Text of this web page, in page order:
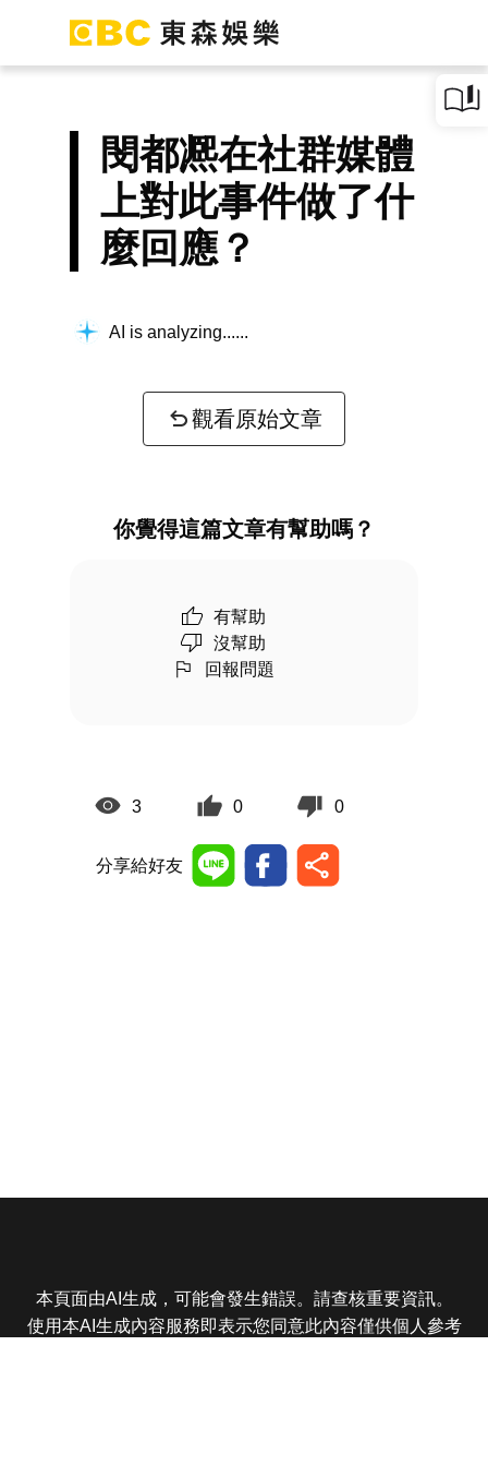
閔都凞在社群媒體
上對此事件做了什
麼回應？
AI is analyzing...
觀看原始文章
你覺得這篇文章有幫助嗎？
有幫助
沒幫助
回報問題
3 0 0
分享給好友
本頁面由AI生成，可能會發生錯誤。請查核重要資訊。
使用本AI生成內容服務即表示您同意此內容僅供個人參考